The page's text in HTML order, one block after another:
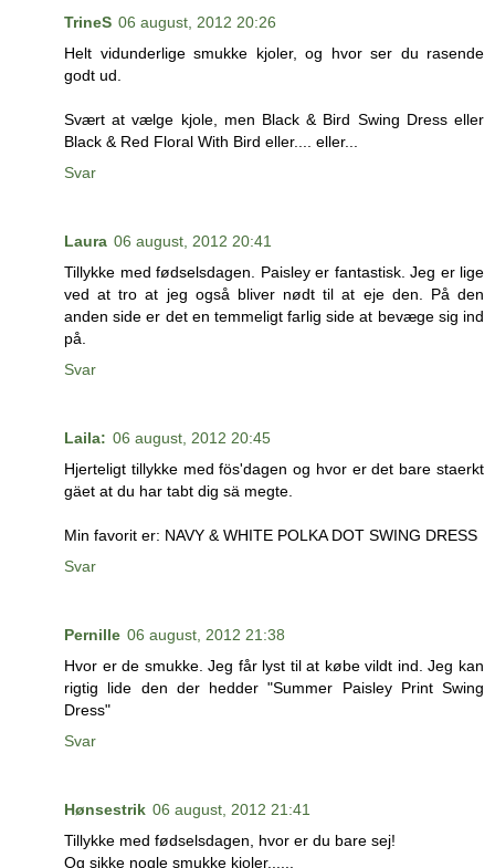
TrineS 06 august, 2012 20:26
Helt vidunderlige smukke kjoler, og hvor ser du rasende
godt ud.
Svært at vælge kjole, men Black & Bird Swing Dress eller
Black & Red Floral With Bird eller.... eller...
Svar
Laura 06 august, 2012 20:41
Tillykke med fødselsdagen. Paisley er fantastisk. Jeg er lige
ved at tro at jeg også bliver nødt til at eje den. På den
anden side er det en temmeligt farlig side at bevæge sig ind
på.
Svar
Laila: 06 august, 2012 20:45
Hjerteligt tillykke med fös'dagen og hvor er det bare staerkt
gäet at du har tabt dig sä megte.
Min favorit er: NAVY & WHITE POLKA DOT SWING DRESS
Svar
Pernille 06 august, 2012 21:38
Hvor er de smukke. Jeg får lyst til at købe vildt ind. Jeg kan
rigtig lide den der hedder "Summer Paisley Print Swing
Dress"
Svar
Hønsestrik 06 august, 2012 21:41
Tillykke med fødselsdagen, hvor er du bare sej!
Og sikke nogle smukke kjoler......